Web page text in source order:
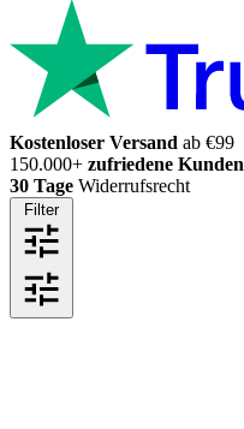
Kostenloser Versand ab €99
150.000+ zufriedene Kunden
30 Tage Widerrufsrecht
Filter